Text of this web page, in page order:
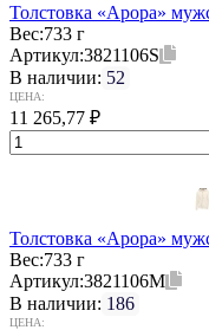
Толстовка «Арора»
Вес:733 г
Артикул:3821106S
В наличии: 52
ЦЕНА:
11 265,77 ₽
Толстовка «Арора»
Вес:733 г
Артикул:3821106M
В наличии: 186
ЦЕНА: